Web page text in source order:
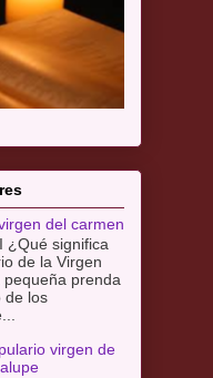
del carmen
¿Qué significa
de la Virgen
prenda
de los
virgen de